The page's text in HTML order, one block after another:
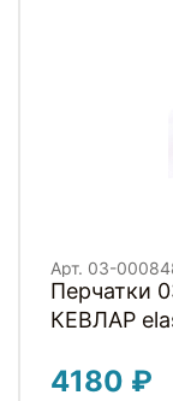
Арт. 03-
Перчатки
КЕВЛАР
4180 ₽